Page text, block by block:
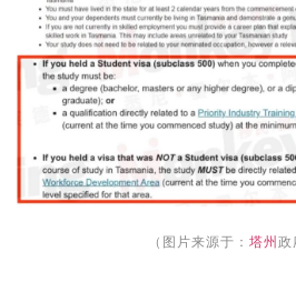
（图片来源于： 塔州 政